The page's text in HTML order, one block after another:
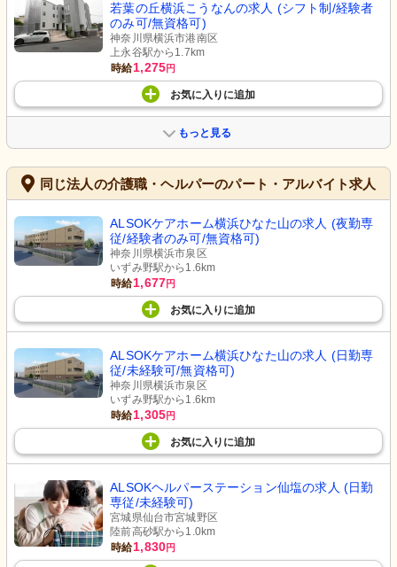
若葉の丘横浜こうなんの求人 (シフト制/経験者
のみ可/無資格可)
神奈川県横浜市港南区
上永谷駅から1.7km
時給1,275円
お気に入り に追加
もっと見る
同じ法人の介護職・ヘルパーのパート・アルバイト求人
ALSOKケアホーム横浜ひなた山の求人 (夜勤専
従/経験者のみ可/無資格可)
神奈川県横浜市泉区
いずみ野駅から1.6km
時給1,677円
お気に入り に追加
ALSOKケアホーム横浜ひなた山の求人 (日勤専
従/未経験可/無資格可)
神奈川県横浜市泉区
いずみ野駅から1.6km
時給1,305円
お気に入り に追加
ALSOKヘルパーステーション仙塩の求人 (日勤
専従/未経験可)
宮城県仙台市宮城野区
陸前高砂駅から1.0km
時給1,830円